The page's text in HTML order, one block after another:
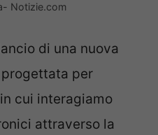
Notizie.com
di una nuova
progettata per
cui interagiamo
attraverso la